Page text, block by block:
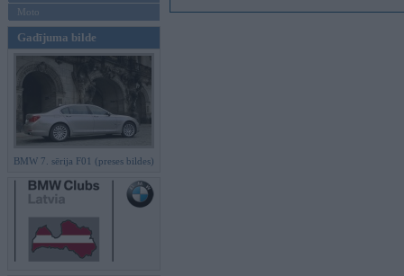
Moto
Gadījuma bilde
BMW 7. sērija F01 (preses bildes)